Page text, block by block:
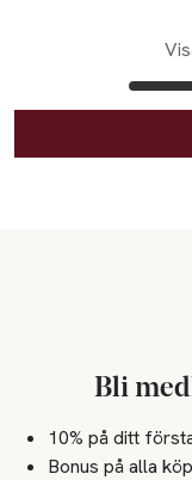
Bli
10% på ditt
Bonus på alla köp